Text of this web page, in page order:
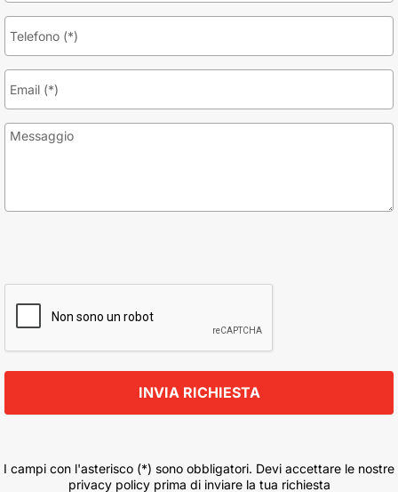
I campi con l'asterisco (*) sono obbligatori. Devi accettare le nostre
privacy policy prima di inviare la tua richiesta